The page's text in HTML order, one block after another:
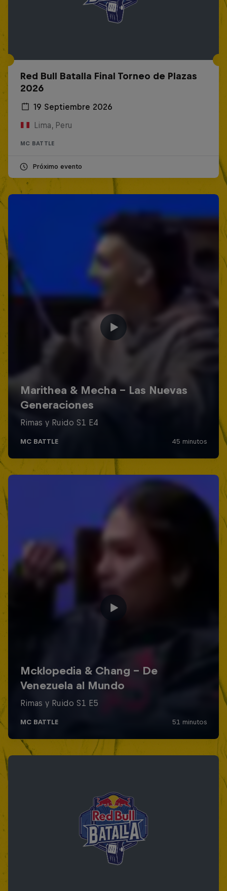
Red Bull Batalla Final Torneo de Plazas
2026
19 Septiembre 2026
Lima, Peru
MC BATTLE
Próximo evento